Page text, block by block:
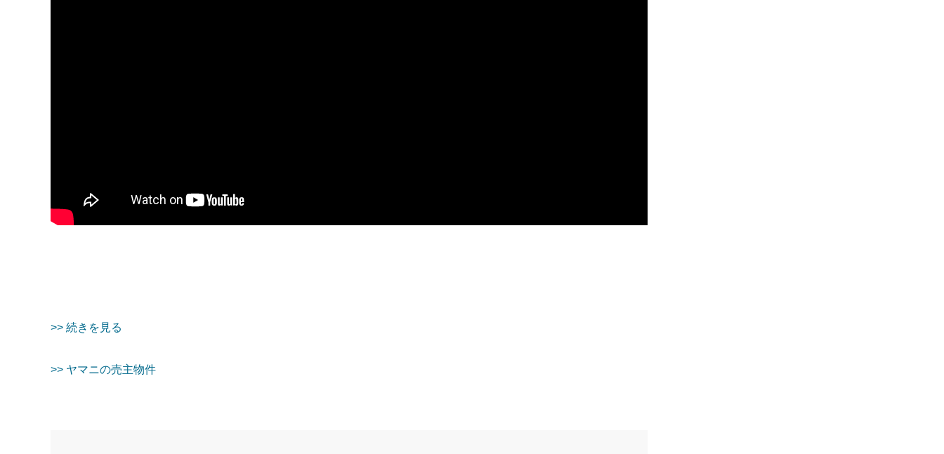
>> 続きを見る
>> ヤマニの売主物件